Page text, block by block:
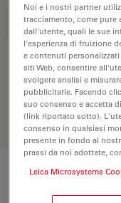
RICHIESTA
Specifiche tecniche
Noi e i nostri partner
tracciamento, come
dall'utente, quali le sue
l'esperienza di fruizione
e contenuti
siti Web, consentire
svolgere analisi e
pubblicitarie. Facendo
suo consenso e accetta
(link riportato sotto).
consenso in qualsiasi
presente in fondo al
prassi da noi adottate,
Leica Microsystems